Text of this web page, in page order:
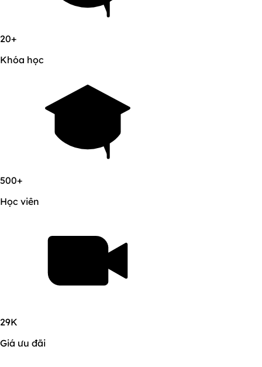
20+
Khóa học
500+
Học viên
29K
Giá ưu đãi